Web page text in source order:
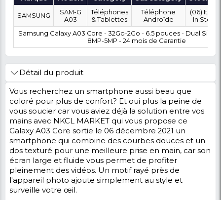
OÙ SOUHAITEZ-VOUS ÊTRE LIVRÉ ?
Coût : 0 FCFA
POLITIQUE DE RETOUR
Marque Modèle Category
SAMSUNG
SAM-G
Téléphones
Téléphone